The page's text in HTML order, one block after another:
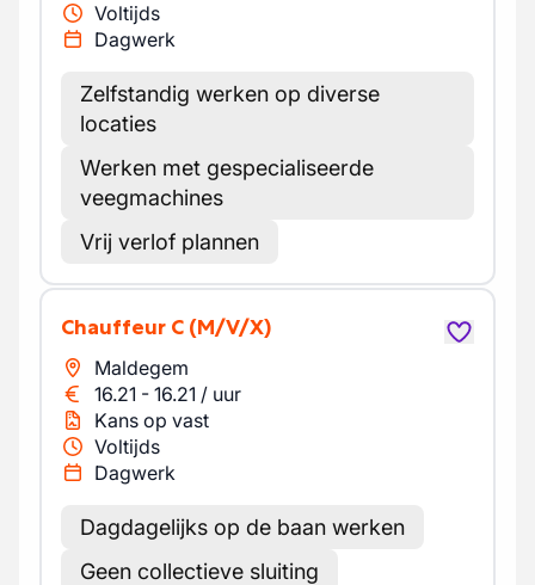
Voltijds
Dagwerk
Zelfstandig werken op diverse
locaties
Werken met gespecialiseerde
veegmachines
Vrij verlof plannen
Chauffeur C (M/V/X)
Maldegem
16.21 - 16.21 / uur
Kans op vast
Voltijds
Dagwerk
Dagdagelijks op de baan werken
Geen collectieve sluiting